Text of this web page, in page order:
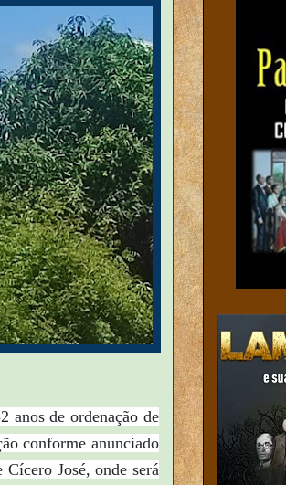
anos de ordenação de
conforme anunciado
Cícero José,onde será